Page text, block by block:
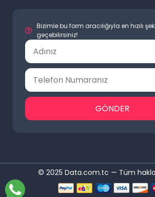
Bizimle bu form aracılığıyla en hızılı
geçebilirsiniz!
GÖNDER
© 2025 Data.com.tc — Tüm